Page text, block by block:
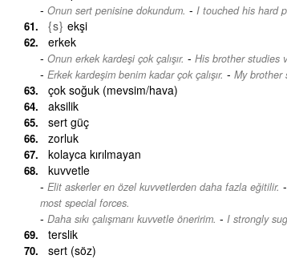
Onun sert penisine dokundum. - I touched his hard
{s} ekşi
erkek
Onun erkek kardeşi çok çalışır. - His brother studies
Erkek kardeşim benim kadar çok çalışır. - My brother
çok soğuk (mevsim/hava)
aksilik
sert güç
zorluk
kolayca kırılmayan
kuvvetle
Elit askerler en özel kuvvetlerden daha fazla eğitilir. -
most special forces.
Daha sıkı çalışmanı kuvvetle öneririm. - I strongly
terslik
sert (söz)